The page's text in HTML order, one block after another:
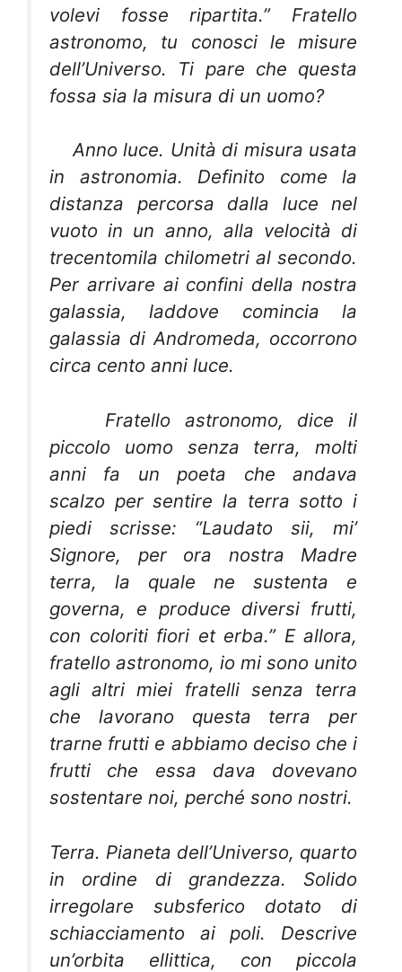
volevi fosse ripartita.” Fratello
astronomo, tu conosci le misure
dell’Universo. Ti pare che questa
fossa sia la misura di un uomo?
Anno luce. Unità di misura usata
in astronomia. Definito come la
distanza percorsa dalla luce nel
vuoto in un anno, alla velocità di
trecentomila chilometri al secondo.
Per arrivare ai confini della nostra
galassia, laddove comincia la
galassia di Andromeda, occorrono
circa cento anni luce.
Fratello astronomo, dice il
piccolo uomo senza terra, molti
anni fa un poeta che andava
scalzo per sentire la terra sotto i
piedi scrisse: “Laudato sii, mi’
Signore, per ora nostra Madre
terra, la quale ne sustenta e
governa, e produce diversi frutti,
con coloriti fiori et erba.” E allora,
fratello astronomo, io mi sono unito
agli altri miei fratelli senza terra
che lavorano questa terra per
trarne frutti e abbiamo deciso che i
frutti che essa dava dovevano
sostentare noi, perché sono nostri.
Terra. Pianeta dell’Universo, quarto
in ordine di grandezza. Solido
irregolare subsferico dotato di
schiacciamento ai poli. Descrive
un’orbita ellittica, con piccola